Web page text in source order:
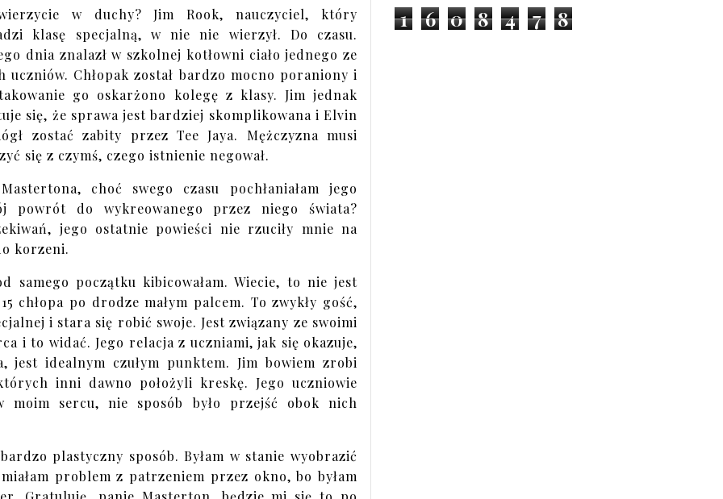
w duchy? Jim Rook, nauczyciel, który
klasę specjalną, w nie nie wierzył. Do czasu.
dnia znalazł w szkolnej kotłowni ciało jednego ze
uczniów. Chłopak został bardzo mocno poraniony i
go oskarżono kolegę z klasy. Jim jednak
się, że sprawa jest bardziej skomplikowana i Elvin
zostać zabity przez Tee Jaya. Mężczyzna musi
się z czymś, czego istnienie negował.
choć swego czasu pochłaniałam jego
powrót do wykreowanego przez niego świata?
jego ostatnie powieści nie rzuciły mnie na
korzeni.
samego początku kibicowałam. Wiecie, to nie jest
chłopa po drodze małym palcem. To zwykły gość,
i stara się robić swoje. Jest związany ze swoimi
i to widać. Jego relacja z uczniami, jak się okazuje,
jest idealnym czułym punktem. Jim bowiem zrobi
inni dawno położyli kreskę. Jego uczniowie
moim sercu, nie sposób było przejść obok nich
plastyczny sposób. Byłam w stanie wyobrazić
problem z patrzeniem przez okno, bo byłam
1 6 0 8 4 7 8